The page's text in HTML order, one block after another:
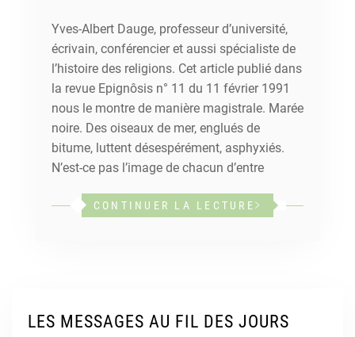
Yves-Albert Dauge, professeur d’université,
écrivain, conférencier et aussi spécialiste de
l’histoire des religions. Cet article publié dans
la revue Epignôsis n° 11 du 11 février 1991
nous le montre de manière magistrale. Marée
noire. Des oiseaux de mer, englués de
bitume, luttent désespérément, asphyxiés.
N’est-ce pas l’image de chacun d’entre
CONTINUER LA LECTURE
LES MESSAGES AU FIL DES JOURS